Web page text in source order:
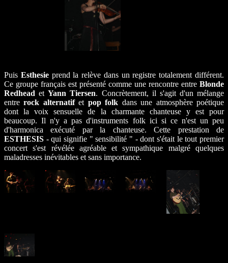
Puis Esthesieprend la relève dans un registre totalement différent.
Ce groupe français est présenté comme une rencontre entre Blonde
Redhead etYann Tiersen. Concrètement, il s'agit d'un mélange
entrerock alternatifet pop folk dans une atmosphère poétique
dont la voix sensuelle de la charmante chanteuse y est pour
beaucoup. Il n'y a pas d'instruments folk ici si ce n'est un peu
d'harmonica exécuté par la chanteuse. Cette prestation de
ESTHESIS - qui signifie " sensibilité " - dont s'était le tout premier
concert s'est révélée agréable et sympathique malgré quelques
maladresses inévitables et sans importance.